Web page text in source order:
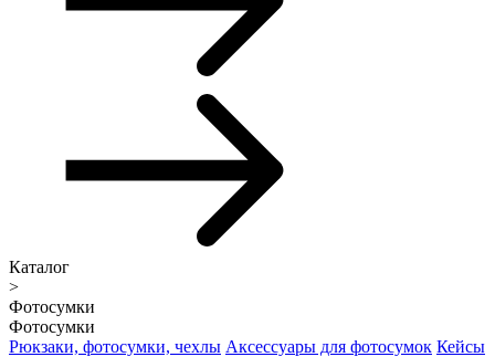
Каталог
>
Фотосумки
Фотосумки
Рюкзаки, фотосумки, чехлы Аксессуары для фотосумок Кейсы